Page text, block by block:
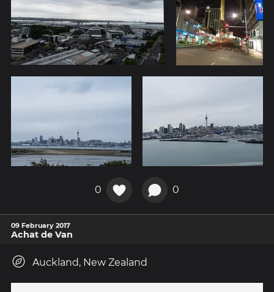
0 0
09 February 2017
Achat de Van
Auckland, New Zealand